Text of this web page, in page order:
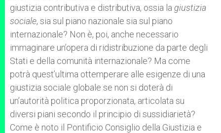
giustizia contributiva e distributiva, ossia la giustizia
sociale, sia sul piano nazionale sia sul piano
internazionale? Non è, poi, anche necessario
immaginare un’opera di ridistribuzione da parte degli
Stati e della comunità internazionale? Ma come
potrà quest’ultima ottemperare alle esigenze di una
giustizia sociale globale se non si doterà di
un’autorità politica proporzionata, articolata su
diversi piani secondo il principio di sussidiarietà?
Come è noto il Pontificio Consiglio della Giustizia e